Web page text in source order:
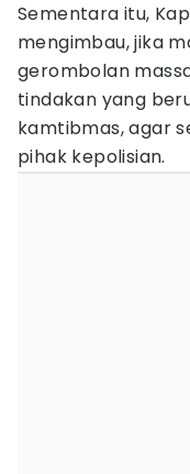
Sementara itu,
mengimbau, jika
gerombolan
tindakan yang
kamtibmas, agar
pihak kepolisian.